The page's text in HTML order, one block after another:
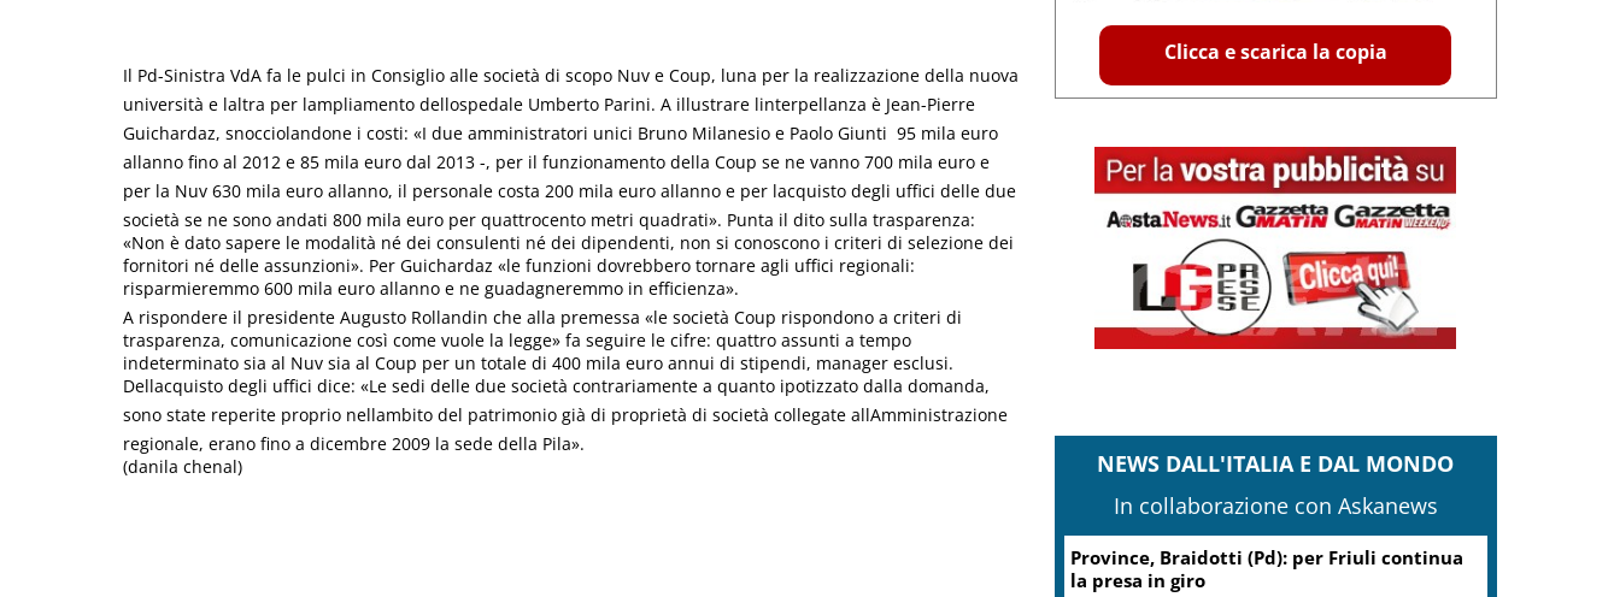
Il Pd-Sinistra VdA fa le pulci in Consiglio alle società di scopo Nuv e Coup, luna per la realizzazione della nuova
università e laltra per lampliamento dellospedale Umberto Parini. A illustrare linterpellanza è Jean-Pierre
Guichardaz, snocciolandone i costi: «I due amministratori unici Bruno Milanesio e Paolo Giunti  95 mila euro
allanno fino al 2012 e 85 mila euro dal 2013 -, per il funzionamento della Coup se ne vanno 700 mila euro e
per la Nuv 630 mila euro allanno, il personale costa 200 mila euro allanno e per lacquisto degli uffici delle due
società se ne sono andati 800 mila euro per quattrocento metri quadrati». Punta il dito sulla trasparenza:
«Non è dato sapere le modalità né dei consulenti né dei dipendenti, non si conoscono i criteri di selezione dei
fornitori né delle assunzioni». Per Guichardaz «le funzioni dovrebbero tornare agli uffici regionali:
risparmieremmo 600 mila euro allanno e ne guadagneremmo in efficienza».
A rispondere il presidente Augusto Rollandin che alla premessa «le società Coup rispondono a criteri di
trasparenza, comunicazione così come vuole la legge» fa seguire le cifre: quattro assunti a tempo
indeterminato sia al Nuv sia al Coup per un totale di 400 mila euro annui di stipendi, manager esclusi.
Dellacquisto degli uffici dice: «Le sedi delle due società contrariamente a quanto ipotizzato dalla domanda,
sono state reperite proprio nellambito del patrimonio già di proprietà di società collegate allAmministrazione
regionale, erano fino a dicembre 2009 la sede della Pila».
(danila chenal)
Clicca e scarica la copia
NEWS DALL'ITALIA E DAL MONDO
In collaborazione con Askanews
Coin, accordo con sindacati su
piano risanamento e rilancio